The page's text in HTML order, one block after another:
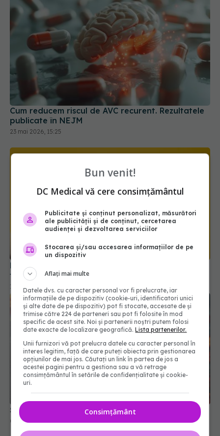
Cum reducem riscul de AVC recurent. Rezultatele
publicate în NEJM
Medicamentul care ajută creierul să elimine
toxinele asociate Alzheimer
18 iun 2026, 17:37
Suplimentele populare care hrănesc cancerul
07 apr 2026, 15:56
Bun venit!
DC Medical vă cere consimțământul
Publicitate și conținut personalizat, măsurători
ale publicității și de conținut, cercetarea
audienței și dezvoltarea serviciilor
Stocarea și/sau accesarea informațiilor de pe
un dispozitiv
Aflați mai multe
Datele dvs. cu caracter personal vor fi prelucrate, iar
informațiile de pe dispozitiv (cookie-uri, identificatori unici
și alte date de pe dispozitiv) pot fi stocate, accesate de și
trimise către 224 de parteneri sau pot fi folosite în mod
specific de acest site. Noi și partenerii noștri putem folosi
date exacte de localizare geografică.Lista partenerilor.
Unii furnizori vă pot prelucra datele cu caracter personal în
interes legitim, față de care puteți obiecta prin gestionarea
opțiunilor de mai jos. Căutați un link în partea de jos a
acestei pagini pentru a gestiona sau a vă retrage
consimțământul în setările de confidențialitate și cookie-
uri.
Consimțământ